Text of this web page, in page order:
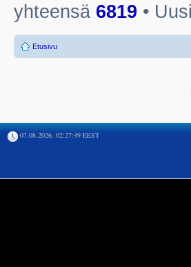
yhteensä 6819 •
Etusivu
07.08.2026, 02:27:49 EEST